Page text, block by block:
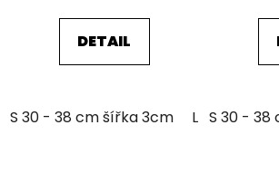
DETAIL
S 30 - 38 cm šířka 3cm L 39 - 51
S 30 - 38